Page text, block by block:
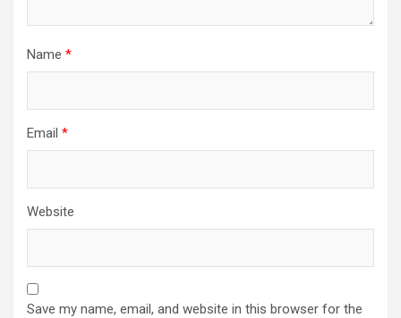
Name *
Email *
Website
Save my name, email, and website in this browser for the